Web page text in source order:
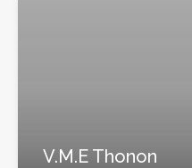
V.M.E Thonon